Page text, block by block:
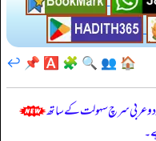
🏠
👥
🔍
🧩
🅰️
📌
↩️
اردو عربی سرچ سہولت کے ساتھ